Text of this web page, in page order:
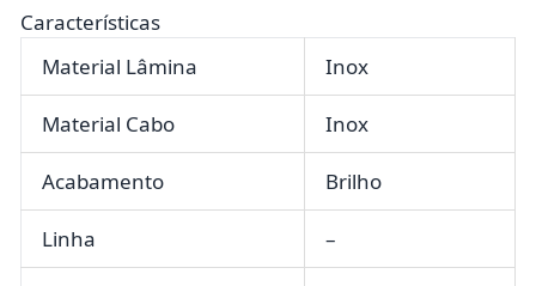
Características
Material Lâmina
Inox
Material Cabo Inox
Acabamento Brilho
Linha –